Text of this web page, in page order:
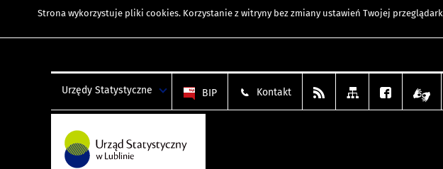
Strona wykorzystuje pliki cookies. Korzystanie z witryny bez zmiany ustawień Twojej
Urzędy Statystyczne BIP Kontakt